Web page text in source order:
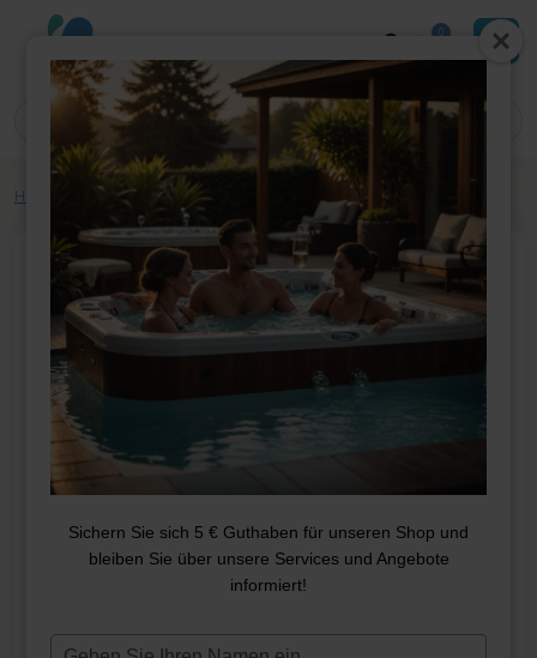
0
Home Whirlpool-Teile Filterkartusche SC704
FILTERKARTUSCHE SC704
19,95€
Sichern Sie sich 5 € Guthaben für unseren Shop und
bleiben Sie über unsere Services und Angebote
informiert!
Typ